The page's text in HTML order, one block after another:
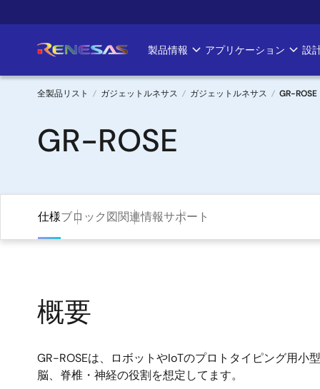
イ
ン
Main
navigation
製品情報 アプリケーション 設
パ
ン
く
ず
全製品リスト ガジェットルネサス ガジェットルネサス GR-ROSE
GR-ROSE
仕様ブロック図関連情報サポート
概要
GR-ROSEは、ロボットやIoTのプロトタイピング用
脳、脊椎・神経の役割を想定してます。